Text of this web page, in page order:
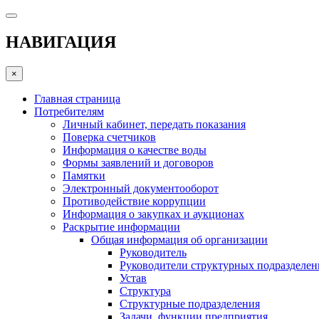
НАВИГАЦИЯ
×
Главная страница
Потребителям
Личный кабинет, передать показания
Поверка счетчиков
Информация о качестве воды
Формы заявлений и договоров
Памятки
Электронный документооборот
Противодействие коррупции
Информация о закупках и аукционах
Раскрытие информации
Общая информация об организации
Руководитель
Руководители структурных
Устав
Структура
Структурные подразделения
Задачи, функции предприятия